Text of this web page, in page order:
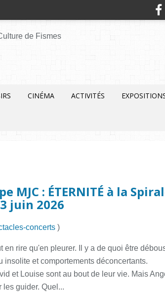
CINÉMA ACTIVITÉS
MJC : ÉTERNITÉ à la
juin 2026
concerts )
en rire qu'en pleurer. Il y a de quoi être
insolite et comportements déconcertants.
et Louise sont au bout de leur vie. Mais
les guider. Quel...